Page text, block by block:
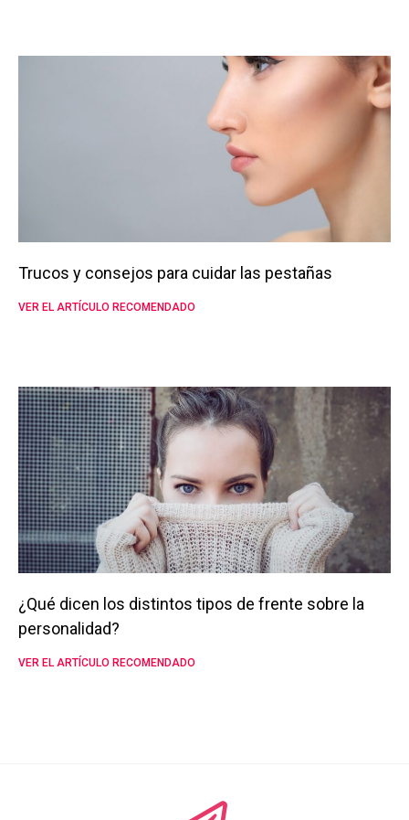
Trucos y consejos para cuidar las pestañas
VER EL ARTÍCULO RECOMENDADO
¿Qué dicen los distintos tipos de frente sobre la
personalidad?
VER EL ARTÍCULO RECOMENDADO